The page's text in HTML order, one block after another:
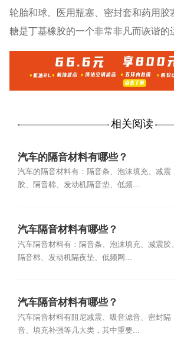
轮胎和球。医用瓶塞、密封套和药用胶
糖是丁基橡胶的一个非常非凡而诙谐的
相关阅读
汽车的隔音材料有哪些？
汽车的隔音材料有：隔音条、泡沫填充、减震
胶、隔音棉、发动机隔音垫、低频...
汽车隔音材料有哪些？
汽车隔音材料有：隔音条、泡沫填充、减震胶、
隔音棉、发动机隔夜垫、低频网...
汽车隔音材料有哪些？
汽车隔音材料有阻尼减震、吸音滤音、密封隔
音、填充补强等几大类，其中重要...